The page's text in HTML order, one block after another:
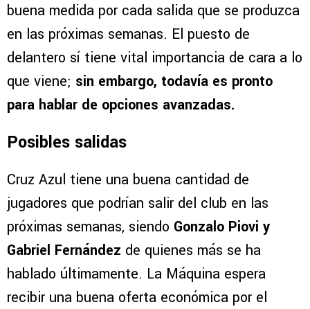
buena medida por cada salida que se produzca
en las próximas semanas. El puesto de
delantero sí tiene vital importancia de cara a lo
que viene; sin embargo, todavía es pronto
para hablar de opciones avanzadas.
Posibles salidas
Cruz Azul tiene una buena cantidad de
jugadores que podrían salir del club en las
próximas semanas, siendo Gonzalo Piovi y
Gabriel Fernández de quienes más se ha
hablado últimamente. La Máquina espera
recibir una buena oferta económica por el